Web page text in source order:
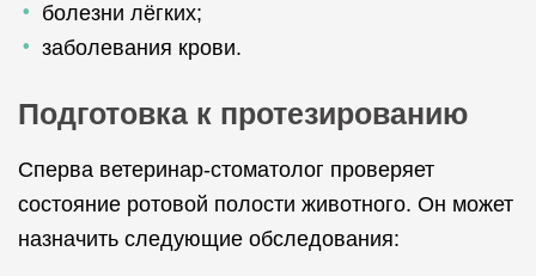
болезни лёгких;
заболевания крови.
Подготовка к протезированию
Сперва ветеринар-стоматолог проверяет
состояние ротовой полости животного. Он может
назначить следующие обследования: